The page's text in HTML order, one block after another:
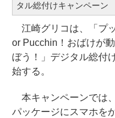
タル総付けキャンペーン
江崎グリコは、「プ
or Pucchin！おばけが
ぼう！」デジタル総付
始する。
本キャンペーンでは
パッケージにスマホを